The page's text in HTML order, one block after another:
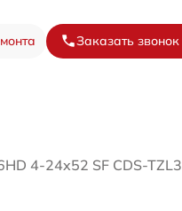
Заказать звонок
4-24x52 SF CDS-TZL3